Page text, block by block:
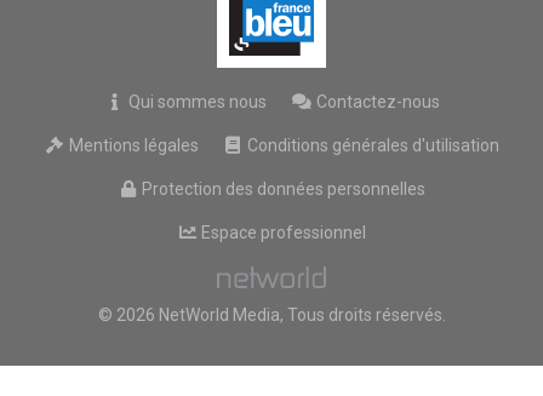
Qui sommes nous Contactez-nous
Mentions légales Conditions générales d'utilisation
Protection des données personnelles
Espace professionnel
© 2026 NetWorld Media, Tous droits réservés.